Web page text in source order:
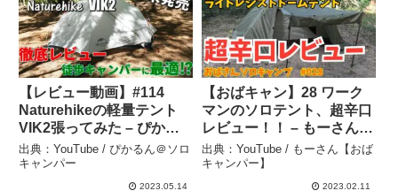
【レビュー動画】#114
Naturehikeの軽量テント
VIK2張ってみた – ぴかる
ん＠ソロキャンパー
出典：YouTube / ぴかるん＠ソロ
キャンパー
2023.05.14
【おばキャン】28 ワーク
マンのソロテント、超辛口
レビュー！！ – もーさん
【おばキャンパー】
出典：YouTube / もーさん【おば
キャンパー】
2023.02.11